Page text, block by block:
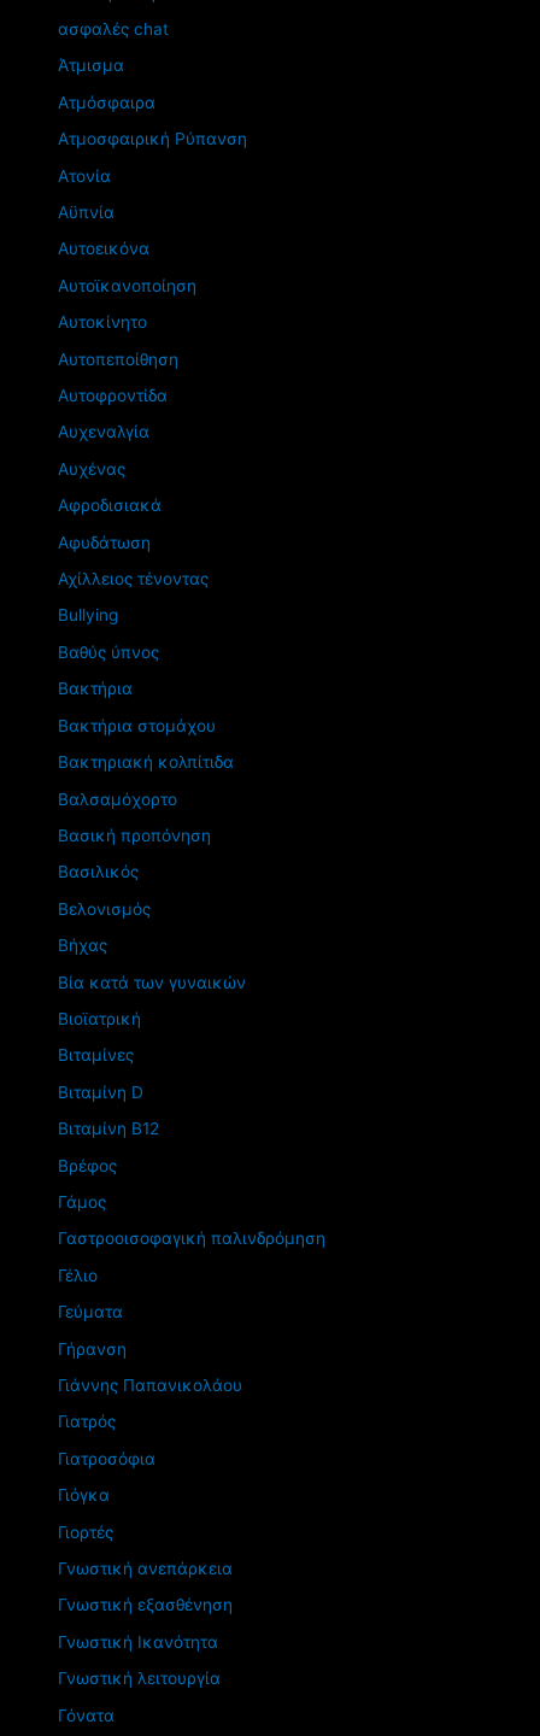
ασφαλές chat
Άτμισμα
Ατμόσφαιρα
Ατμοσφαιρική Ρύπανση
Ατονία
Αϋπνία
Αυτοεικόνα
Αυτοϊκανοποίηση
Αυτοκίνητο
Αυτοπεποίθηση
Αυτοφροντίδα
Αυχεναλγία
Αυχένας
Αφροδισιακά
Αφυδάτωση
Αχίλλειος τένοντας
Βullying
Βαθύς ύπνος
Βακτήρια
Βακτήρια στομάχου
Βακτηριακή κολπίτιδα
Βαλσαμόχορτο
Βασική προπόνηση
Βασιλικός
Βελονισμός
Βήχας
Βία κατά των γυναικών
Βιοϊατρική
Βιταμίνες
Βιταμίνη D
Βιταμίνη Β12
Βρέφος
Γάμος
Γαστροοισοφαγική παλινδρόμηση
Γέλιο
Γεύματα
Γήρανση
Γιάννης Παπανικολάου
Γιατρός
Γιατροσόφια
Γιόγκα
Γιορτές
Γνωστική ανεπάρκεια
Γνωστική εξασθένηση
Γνωστική Ικανότητα
Γνωστική λειτουργία
Γόνατα